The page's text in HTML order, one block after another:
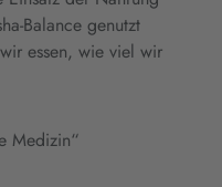
Balance genutzt
essen, wie viel wir
Medizin“